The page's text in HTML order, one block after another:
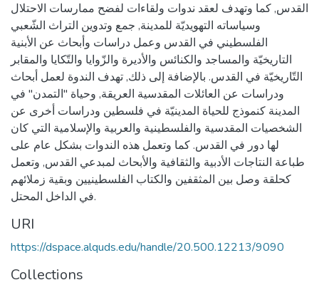
القدس, كما وتهدف لعقد ندوات ولقاءات لفضح ممارسات الاحتلال
وسياساته التهويديّة للمدينة, جمع وتدوين التراث الشّعبي
الفلسطيني في القدس وعمل دراسات وأبحاث عن الأبنية
التاريخيّة والمساجد والكنائس والأديرة والزّوايا والتّكايا والمقابر
التّاريخيّة في القدس. بالإضافة إلى ذلك, تهدف الندوة لعمل أبحاث
ودراسات عن العائلات المقدسية العريقة, وحياة "التمدن" في
المدينة كنموذج للحياة المدينيّة في فلسطين ودراسات أخرى عن
الشخصيات المقدسية والفلسطينية والعربية والإسلامية التي كان
لها دور في القدس. كما وتعمل هذه الندوات بشكل عام على
طباعة النتاجات الأدبية والثقافية والأبحاث لمبدعي القدس, وتعمل
كحلقة وصل بين المثقفين والكتاب الفلسطينيين وبقية زملائهم
في الداخل المحتل.
URI
https://dspace.alquds.edu/handle/20.500.12213/9090
Collections